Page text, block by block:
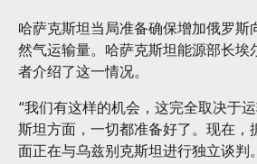
哈萨克斯坦当局准备确保增加俄罗斯
然气运输量。哈萨克斯坦能源部长埃
者介绍了这一情况。
“我们有这样的机会，这完全取决于
斯坦方面，一切都准备好了。现在，
面正在与乌兹别克斯坦进行独立谈判